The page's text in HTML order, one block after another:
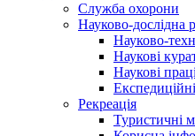
Служба охорони
Науково-дослідна
Науково-
Наукові
Наукові праці
Рекреація
Туристичні